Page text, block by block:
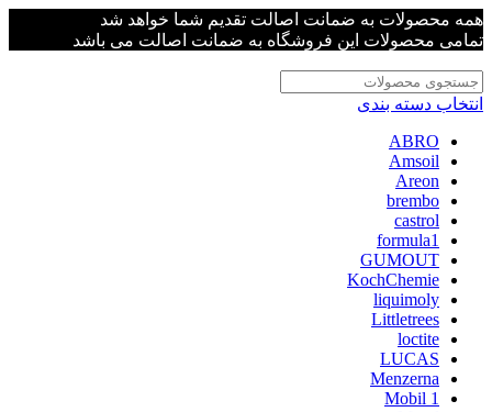
همه محصولات به ضمانت اصالت تقدیم شما خواهد شد
تمامی محصولات این فروشگاه به ضمانت اصالت می باشد
انتخاب دسته بندی
ABRO
Amsoil
Areon
brembo
castrol
formula1
GUMOUT
KochChemie
liquimoly
Littletrees
loctite
LUCAS
Menzerna
Mobil 1